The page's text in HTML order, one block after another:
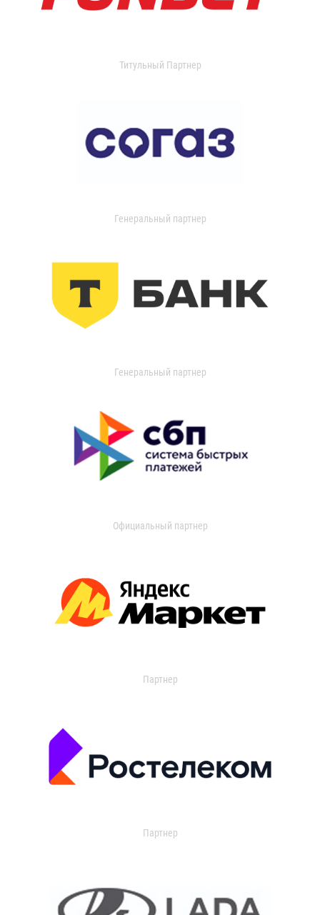
Титульный Партнер
Генеральный партнер
Генеральный партнер
Официальный партнер
Партнер
Партнер